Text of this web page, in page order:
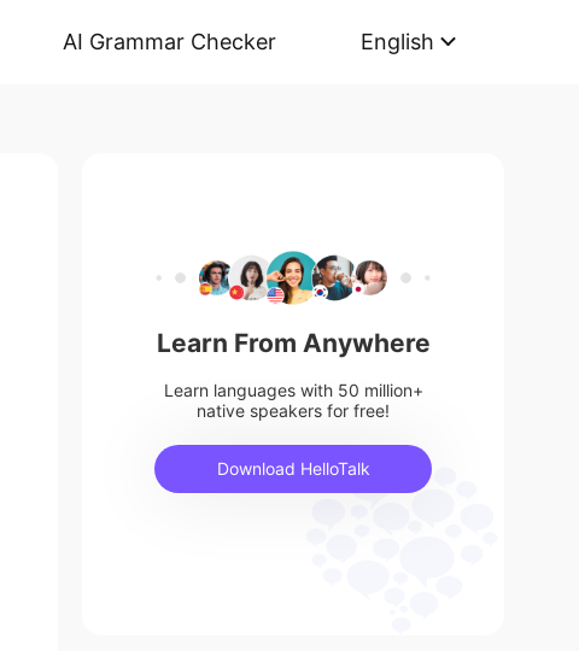
AI Grammar Checker English
Learn From Anywhere
Learn languages with 50 million+
native speakers for free!
Download HelloTalk